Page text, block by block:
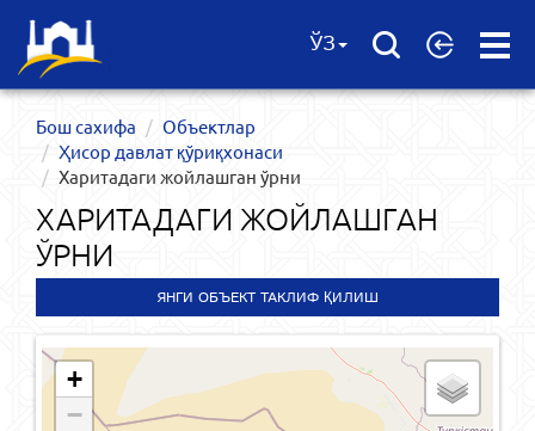
Open
ЎЗ
Бош сахифа
Объектлар
Ҳисор давлат қўриқхонаси
Харитадаги жойлашган ўрни
ХАРИТАДАГИ ЖОЙЛАШГАН
ЎРНИ
ЯНГИ ОБЪЕКТ ТАКЛИФ ҚИЛИШ
+
−